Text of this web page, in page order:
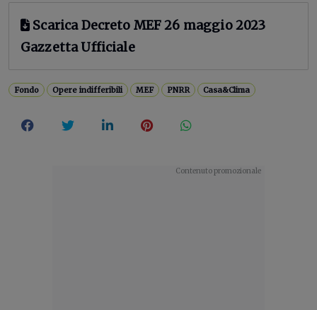
Scarica Decreto MEF 26 maggio 2023
Gazzetta Ufficiale
Fondo Opere indifferibili MEF PNRR Casa&Clima